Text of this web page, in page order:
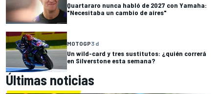
Quartararo nunca habló de 2027 con Yamaha:
"Necesitaba un cambio de aires"
MOTOGP3 d
Un wild-card y tres sustitutos: ¿quién correrá
en Silverstone esta semana?
Últimas noticias